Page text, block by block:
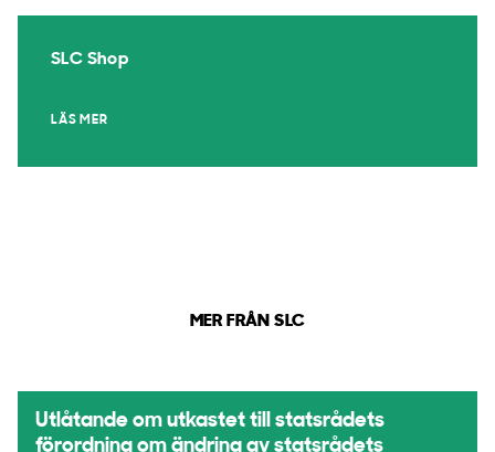
SLC Shop
LÄS MER
MER FRÅN SLC
Utlåtande om utkastet till statsrådets
förordning om ändring av statsrådets